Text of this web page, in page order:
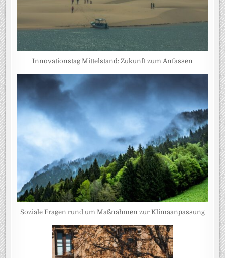
Innovationstag Mittelstand: Zukunft zum Anfassen
Soziale Fragen rund um Maßnahmen zur Klimaanpassung